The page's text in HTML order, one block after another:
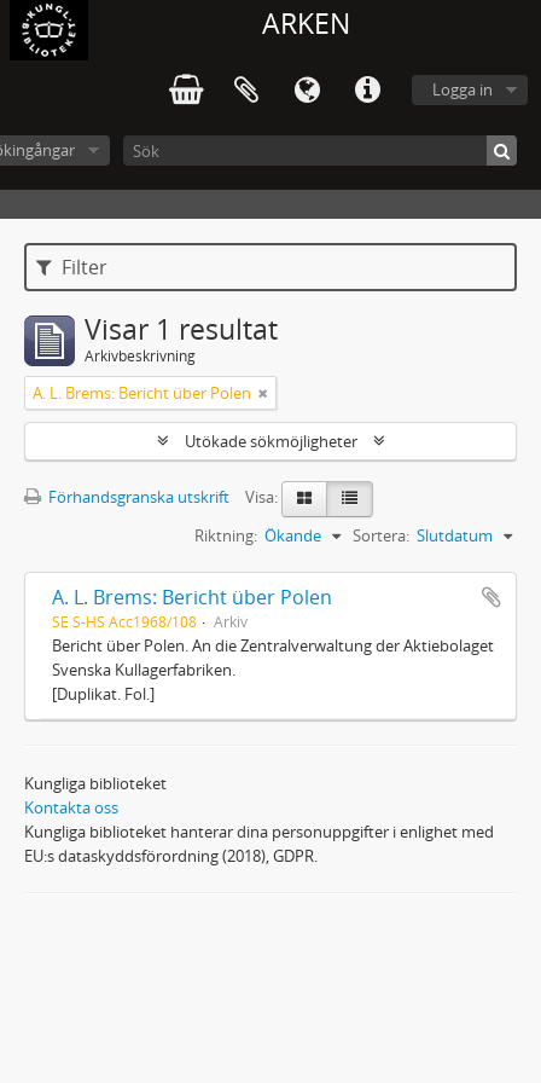
ARKEN
Logga in
Filter
Visar 1 resultat
Arkivbeskrivning
A. L. Brems: Bericht über Polen
Utökade sökmöjligheter
Förhandsgranska utskrift
Visa:
Sortera: Slutdatum
Riktning: Ökande
A. L. Brems: Bericht über Polen
SE S-HS Acc1968/108 Arkiv
Bericht über Polen. An die Zentralverwaltung der Aktiebolaget
Svenska Kullagerfabriken.
[Duplikat. Fol.]
Kungliga biblioteket
Kontakta oss
Kungliga biblioteket hanterar dina personuppgifter i enlighet med
EU:s dataskyddsförordning (2018), GDPR.